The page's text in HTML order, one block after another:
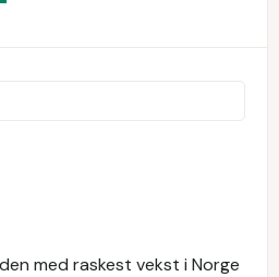
med raskest vekst i Norge